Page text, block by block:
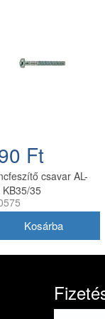
Ft
csavar AL-
KB35/35
30-